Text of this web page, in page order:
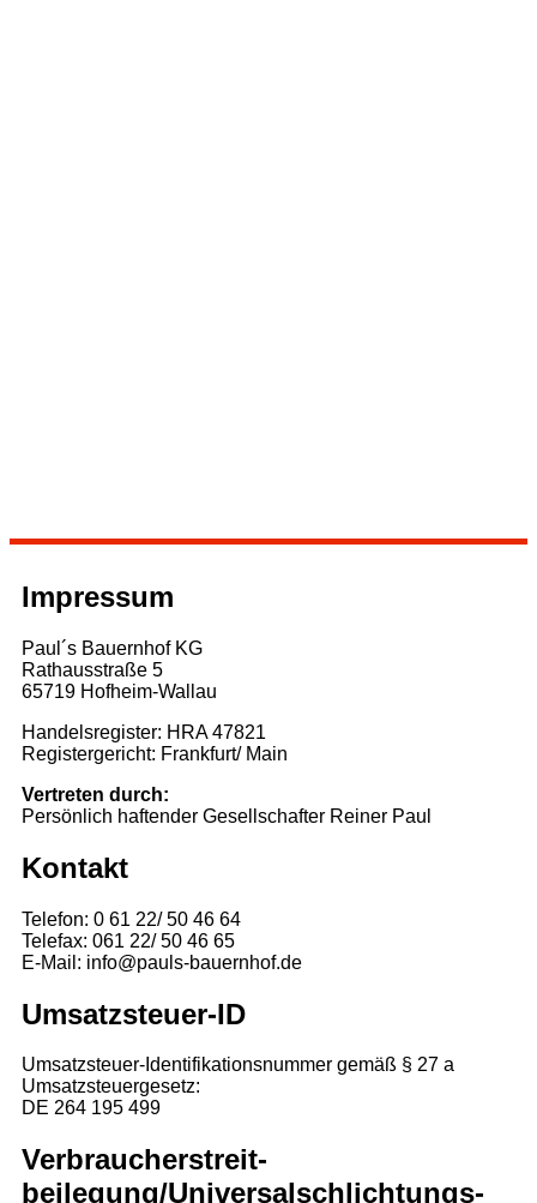
Impressum
Paul´s Bauernhof KG
Rathausstraße 5
65719 Hofheim-Wallau
Handelsregister: HRA 47821
Registergericht: Frankfurt/ Main
Vertreten durch:
Persönlich haftender Gesellschafter Reiner Paul
Kontakt
Telefon: 0 61 22/ 50 46 64
Telefax: 061 22/ 50 46 65
E-Mail: info@pauls-bauernhof.de
Umsatzsteuer-ID
Umsatzsteuer-Identifikationsnummer gemäß § 27 a
Umsatzsteuergesetz:
DE 264 195 499
Verbraucher­streit­
beilegung/Universal­schlichtungs­